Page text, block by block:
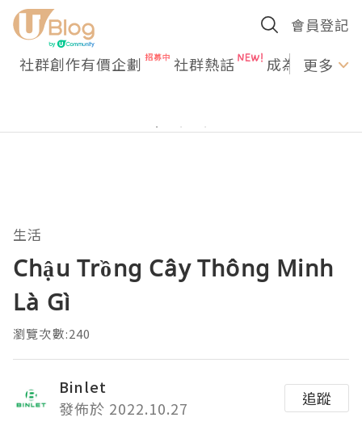
會員登記
社群創作有價企劃 社群熱話 成為U更多
生活
Chậu Trồng Cây Thông Minh
Là Gì
瀏覽次數:240
Binlet
發佈於 2022.10.27
追蹤